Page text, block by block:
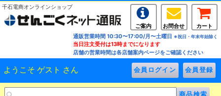
千石電商オンラインショップ
ご案内 お問合せ
カート
通販営業時間 10:30〜17:00/月〜土曜日 ※祝日・年末年始除く
当日注文受付は13時までになります
店舗の営業時間は各店舗案内ページをご確認ください
ようこそ ゲスト さん